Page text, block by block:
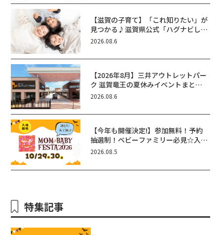
【滋賀の子育て】「これ知りたい」が
見つかる♪滋賀県公式「ハグナビし
が」使ってる？おでかけ・制度・子育
2026.08.6
【2026年8月】三井アウトレットパー
ク 滋賀竜王の夏休みイベントまと
め！びしょぬれ水あそび・激辛グル
ん！
2026.08.6
【今年も開催決定!】参加無料！予約
抽選制！ベビーファミリー必見☆入場
無料☆10/29(木)30(金)ママベビーフ
エリ守山
2026.08.5
特集記事